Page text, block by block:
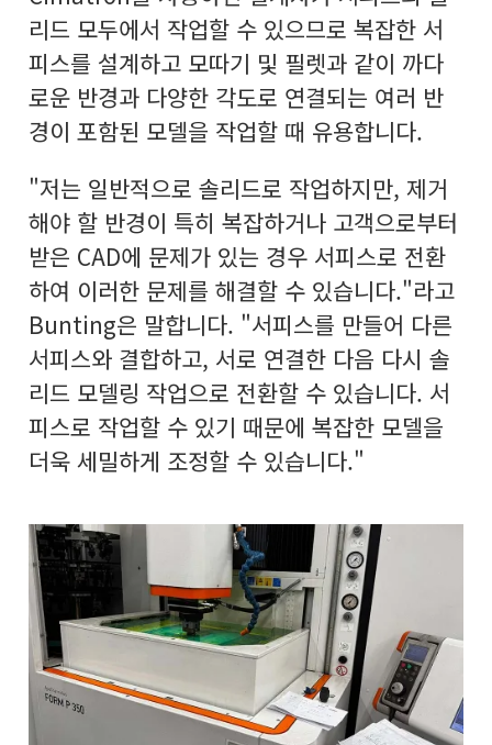
리드 모두에서 작업할 수 있으므로 복잡한 서
피스를 설계하고 모따기 및 필렛과 같이 까다
로운 반경과 다양한 각도로 연결되는 여러 반
경이 포함된 모델을 작업할 때 유용합니다.
"저는 일반적으로 솔리드로 작업하지만, 제거
해야 할 반경이 특히 복잡하거나 고객으로부터
받은 CAD에 문제가 있는 경우 서피스로 전환
하여 이러한 문제를 해결할 수 있습니다."라고
Bunting은 말합니다. "서피스를 만들어 다른
서피스와 결합하고, 서로 연결한 다음 다시 솔
리드 모델링 작업으로 전환할 수 있습니다. 서
피스로 작업할 수 있기 때문에 복잡한 모델을
더욱 세밀하게 조정할 수 있습니다."